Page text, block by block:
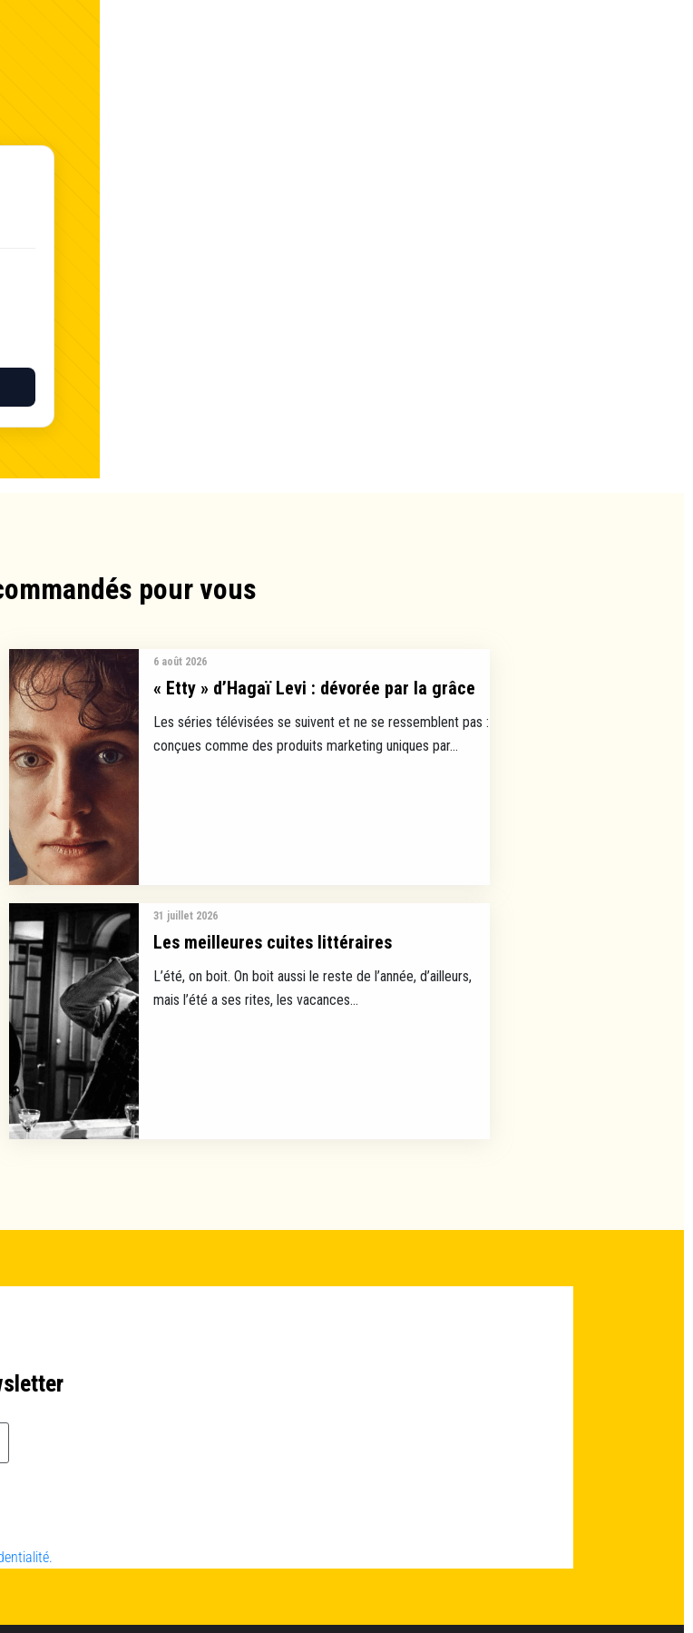
pour vous​
6 août 2026
« Etty » d’Hagaï Levi : dévorée par la grâce
Les séries télévisées se suivent et ne se ressemblent pas :
conçues comme des produits marketing uniques par...
31 juillet 2026
Les meilleures cuites littéraires
L’été, on boit. On boit aussi le reste de l’année, d’ailleurs,
mais l’été a ses rites, les vacances...